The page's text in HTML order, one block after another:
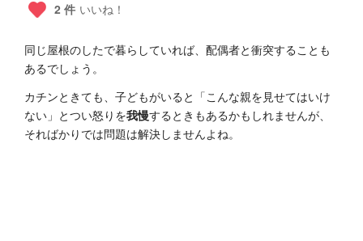
2 件 いいね！
同じ屋根のしたで暮らしていれば、配偶者と衝突することも
あるでしょう。
カチンときても、子どもがいると「こんな親を見せてはいけ
ない」とつい怒りを我慢するときもあるかもしれませんが、
そればかりでは問題は解決しませんよね。